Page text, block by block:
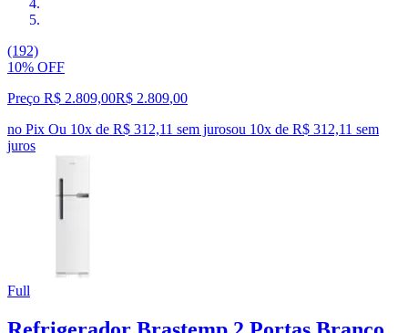
(192)
10% OFF
Preço R$ 2.809,00R$ 2.809,00
no Pix Ou 10x de R$ 312,11 sem jurosou 10x de R$ 312,11 sem
juros
Full